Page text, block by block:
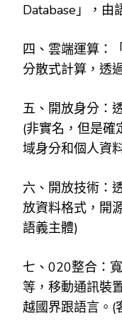
Database」，由
四、雲端運算：
分散式計算，透
五、開放身分：
(非實名，但是確
域身分和個人資
六、開放技術：
放資料格式，開
語義主體)
七、020整合：
等，移動通訊裝
越國界跟語言。(